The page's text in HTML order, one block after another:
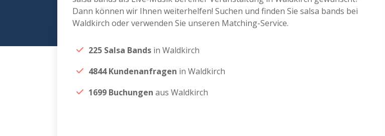
Dann können wir Ihnen weiterhelfen! Suchen und finden Sie salsa bands bei
Waldkirch oder verwenden Sie unseren Matching-Service.
225 Salsa Bands in Waldkirch
4844 Kundenanfragen in Waldkirch
1699 Buchungen aus Waldkirch